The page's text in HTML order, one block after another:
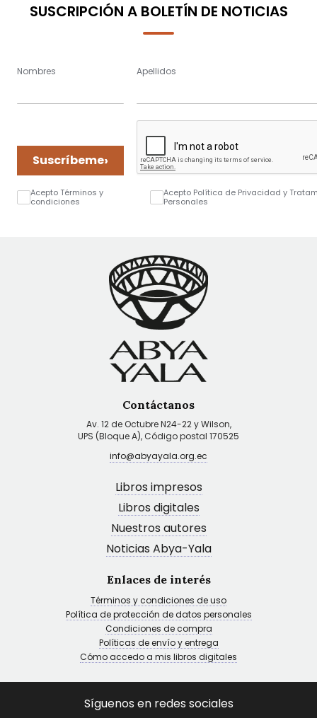
SUSCRIPCIÓN A BOLETÍN DE NOTICIAS
Nombres Apellidos
Suscríbeme›
Acepto Términos y
condiciones
Acepto Política de Privacidad y
Personales
Contáctanos
Av. 12 de Octubre N24-22 y Wilson,
UPS (Bloque A), Código postal 170525
info@abyayala.org.ec
Libros impresos
Libros digitales
Nuestros autores
Noticias Abya-Yala
Enlaces de interés
Términos y condiciones de uso
Política de protección de datos personales
Condiciones de compra
Políticas de envío y entrega
Cómo accedo a mis libros digitales
Síguenos en redes sociales